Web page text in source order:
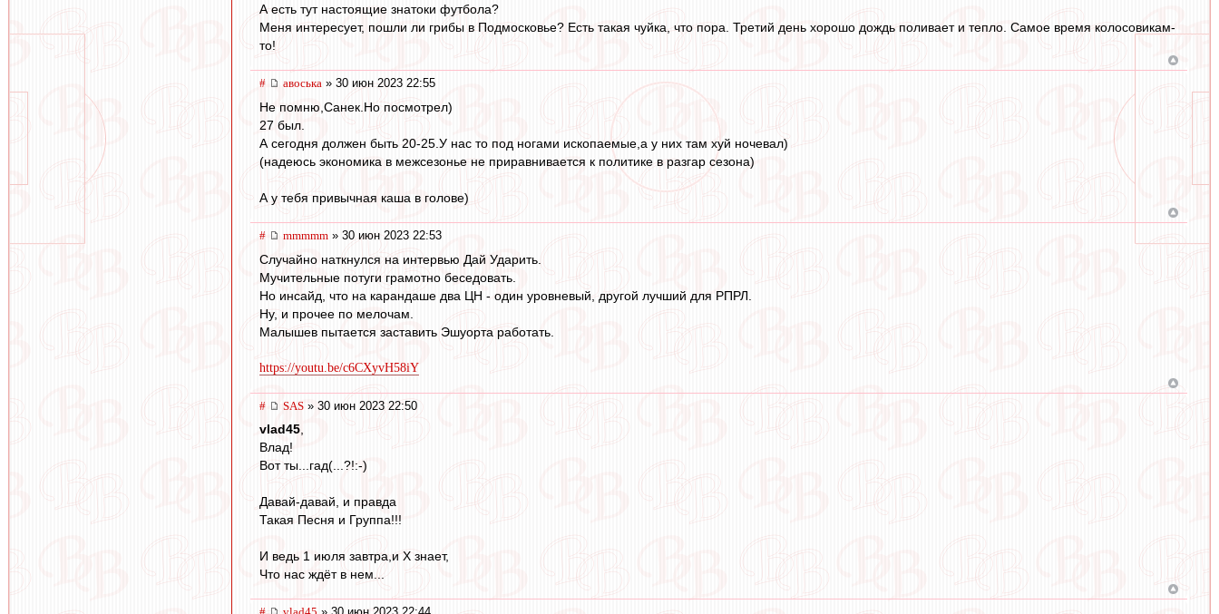
А есть тут настоящие знатоки футбола?
Меня интересует, пошли ли грибы в Подмосковье? Есть такая чуйка, что пора. Третий день хорошо дождь поливает и тепло. Самое время колосовикам-
то!
# авоська » 30 июн 2023 22:55
Не помню,Санек.Но посмотрел)
27 был.
А сегодня должен быть 20-25.У нас то под ногами ископаемые,а у них там хуй ночевал)
(надеюсь экономика в межсезонье не приравнивается к политике в разгар сезона)
А у тебя привычная каша в голове)
# mmmmm » 30 июн 2023 22:53
Случайно наткнулся на интервью Дай Ударить.
Мучительные потуги грамотно беседовать.
Но инсайд, что на карандаше два ЦН - один уровневый, другой лучший для РПРЛ.
Ну, и прочее по мелочам.
Малышев пытается заставить Эшуорта работать.
https://youtu.be/c6CXyvH58iY
# SAS » 30 июн 2023 22:50
vlad45,
Влад!
Вот ты...гад(...?!:-)
Давай-давай, и правда
Такая Песня и Группа!!!
И ведь 1 июля завтра,и Х знает,
Что нас ждёт в нем...